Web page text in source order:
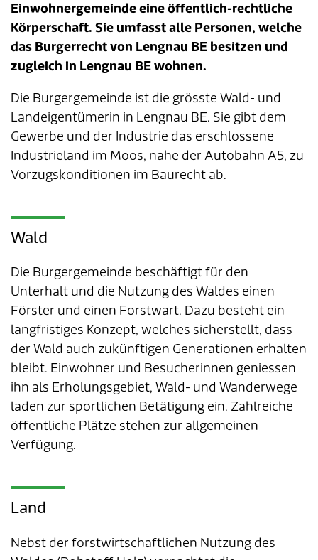
Einwohnergemeinde eine öffentlich-rechtliche
Körperschaft. Sie umfasst alle Personen, welche
das Burgerrecht von Lengnau BE besitzen und
zugleich in Lengnau BE wohnen.
Die Burgergemeinde ist die grösste Wald- und
Landeigentümerin in Lengnau BE. Sie gibt dem
Gewerbe und der Industrie das erschlossene
Industrieland im Moos, nahe der Autobahn A5, zu
Vorzugskonditionen im Baurecht ab.
Wald
Die Burgergemeinde beschäftigt für den
Unterhalt und die Nutzung des Waldes einen
Förster und einen Forstwart. Dazu besteht ein
langfristiges Konzept, welches sicherstellt, dass
der Wald auch zukünftigen Generationen erhalten
bleibt. Einwohner und Besucherinnen geniessen
ihn als Erholungsgebiet, Wald- und Wanderwege
laden zur sportlichen Betätigung ein. Zahlreiche
öffentliche Plätze stehen zur allgemeinen
Verfügung.
Land
Nebst der forstwirtschaftlichen Nutzung des
Tageselternverein
Gastronomie
Vermietung von Freizeitanlagen
Veranstaltungsbewilligung
Sozialversicherungen
Soziales
Steuern
Bauen & Planen
ÖREB-Kataster
Umwelt
Energie & Wasser
Tiere
Verkehr & Mobilität
Sicherheit
Über Lengnau
Burgergemeinde
Kirchgemeinden
Partnergemeinden
Wirtschaft
Finanzabteilung
Sozialabteilung
Bau- und Planungsabteilung
Betriebs- und Tiefbauabteilung
Werkhof
Schulverwaltung
Mitarbeitende
Offene Stellen
Schnupperlehre / Lehrstelle
Gemeindenetzwerke
Dienstleistungen A-Z
Adressverzeichnis
Kontakt & Öffnungszeiten